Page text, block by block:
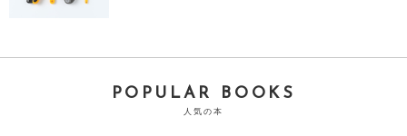
POPULAR BOOKS
人気の本